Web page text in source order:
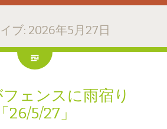
ブ: 2026年5月27日
ェンスに雨宿り
「26/5/27」